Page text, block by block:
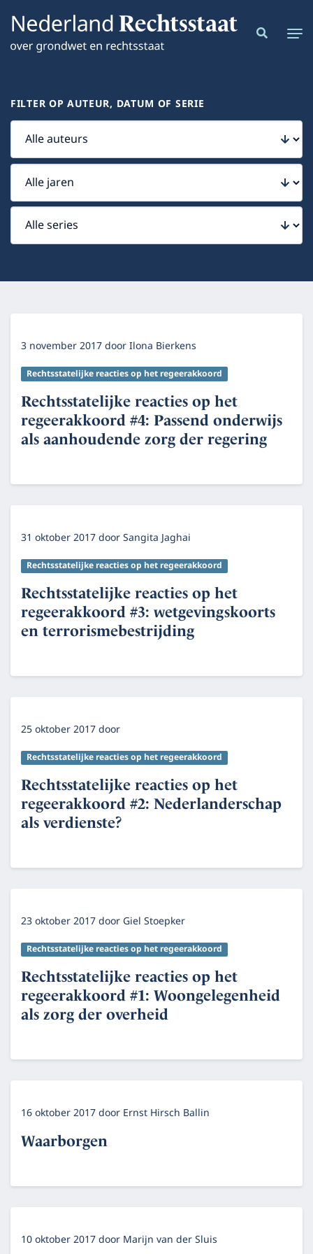
FILTER OP AUTEUR, DATUM OF SERIE
3 november 2017doorIlona Bierkens
Rechtsstatelijke reacties op het regeerakkoord
Rechtsstatelijke reacties op het
regeerakkoord #4: Passend onderwijs
als aanhoudende zorg der regering
31 oktober 2017doorSangita Jaghai
Rechtsstatelijke reacties op het regeerakkoord
Rechtsstatelijke reacties op het
regeerakkoord #3: wetgevingskoorts
en terrorismebestrijding
25 oktober 2017door
Rechtsstatelijke reacties op het regeerakkoord
Rechtsstatelijke reacties op het
regeerakkoord #2: Nederlanderschap
als verdienste?
23 oktober 2017door Giel Stoepker
Rechtsstatelijke reacties op het regeerakkoord
Rechtsstatelijke reacties op het
regeerakkoord #1: Woongelegenheid
als zorg der overheid
16 oktober 2017door Ernst Hirsch Ballin
Waarborgen
10 oktober 2017door Marijn van der Sluis